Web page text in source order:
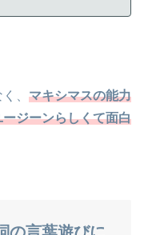
、 マキシマスの能力
ジーンらしくて面白